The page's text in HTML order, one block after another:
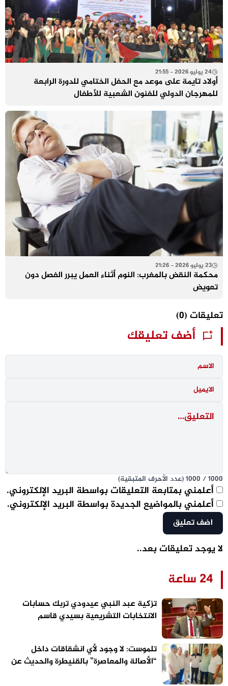
24 يوليو 2026 - 21:55
أولاد تايمة على موعد مع الحفل الختامي للدورة الرابعة
للمهرجان الدولي للفنون الشعبية للأطفال
23 يوليو 2026 - 21:26
محكمة النقض بالمغرب: النوم أثناء العمل يبرر الفصل دون
تعويض
تعليقات (0)
أضف تعليقك
1000
/
1000(عدد الأحرف المتبقية)
أعلمني بمتابعة التعليقات بواسطة البريد الإلكتروني.
أعلمني بالمواضيع الجديدة بواسطة البريد الإلكتروني.
لا يوجد تعليقات بعد..
24 ساعة
تزكية عبد النبي عيدودي تربك حسابات
الانتخابات التشريعية بسيدي قاسم
تلموست: لا وجود لأي انشقاقات داخل
“الأصالة والمعاصرة” بالقنيطرة والحديث عن